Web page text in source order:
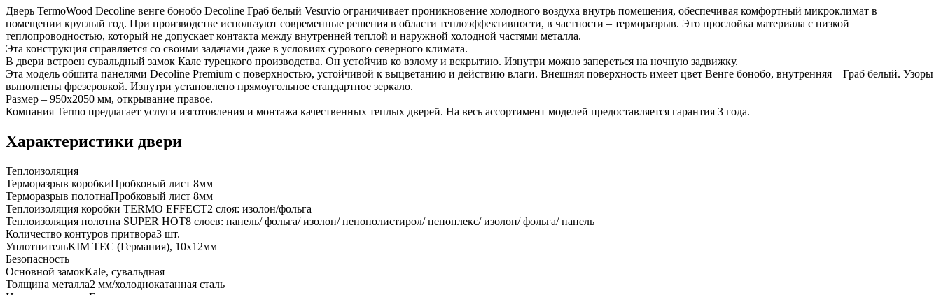
Дверь TermoWood Decoline венге бонобо Decoline Граб белый Vesuvio ограничивает проникновение холодного воздуха внутрь помещения, обеспечивая комфортный микроклимат в
помещении круглый год. При производстве используют современные решения в области теплоэффективности, в частности – терморазрыв. Это прослойка материала с низкой
теплопроводностью, который не допускает контакта между внутренней теплой и наружной холодной частями металла.
Эта конструкция справляется со своими задачами даже в условиях сурового северного климата.
В двери встроен сувальдный замок Кале турецкого производства. Он устойчив ко взлому и вскрытию. Изнутри можно запереться на ночную задвижку.
Эта модель обшита панелями Decoline Premium с поверхностью, устойчивой к выцветанию и действию влаги. Внешняя поверхность имеет цвет Венге бонобо, внутренняя – Граб белый. Узоры
выполнены фрезеровкой. Изнутри установлено прямоугольное стандартное зеркало.
Размер – 950х2050 мм, открывание правое.
Компания Termo предлагает услуги изготовления и монтажа качественных теплых дверей. На весь ассортимент моделей предоставляется гарантия 3 года.
Характеристики двери
Теплоизоляция
Терморазрыв коробкиПробковый лист 8мм
Терморазрыв полотнаПробковый лист 8мм
Теплоизоляция коробки TERMO EFFECT2 слоя: изолон/фольга
Теплоизоляция полотна SUPER НОТ8 слоев: панель/ фольга/ изолон/ пенополистирол/ пеноплекс/ изолон/ фольга/ панель
Количество контуров притвора3 шт.
УплотнительKIM ТЕС (Германия), 10x12мм
Безопасность
Основной замокKale, сувальдная
Толщина металла2 мм/холоднокатанная сталь